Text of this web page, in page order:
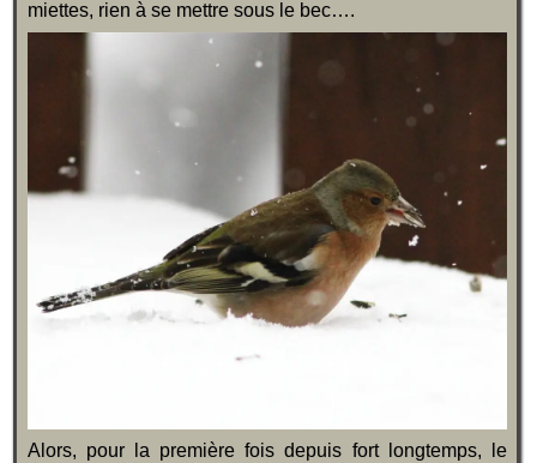
miettes, rien à se mettre sous le bec….
Alors, pour la première fois depuis fort longtemps, le